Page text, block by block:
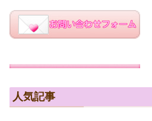
人気記事